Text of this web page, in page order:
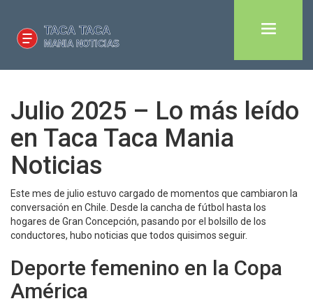
Julio 2025 – Lo más leído
en Taca Taca Mania
Noticias
Este mes de julio estuvo cargado de momentos que cambiaron la
conversación en Chile. Desde la cancha de fútbol hasta los
hogares de Gran Concepción, pasando por el bolsillo de los
conductores, hubo noticias que todos quisimos seguir.
Deporte femenino en la Copa
América